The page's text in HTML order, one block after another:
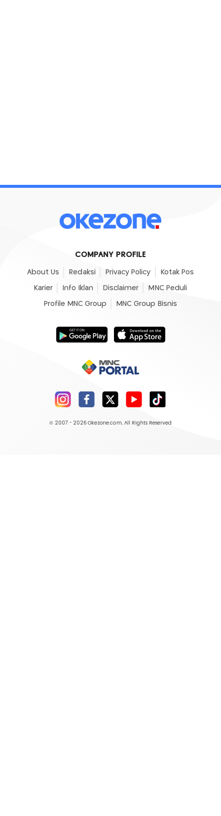
COMPANY PROFILE
About Us Redaksi Privacy Policy Kotak Pos
Karier Info Iklan Disclaimer MNC Peduli
Profile MNC Group MNC Group Bisnis
© 2007 - 2026 Okezone.com, All Rights Reserved